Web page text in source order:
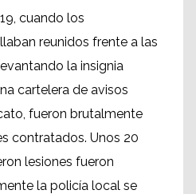
cuando los
reunidos frente a las
la insignia
cartelera de avisos
fueron brutalmente
contratados. Unos 20
lesiones fueron
la policía local se